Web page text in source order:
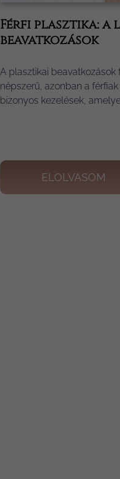
Férfi plasztika: a
beavatkozások
A plasztikai beavatkozások
népszerű, azonban a
bizonyos kezelések,
ELOLVASOM